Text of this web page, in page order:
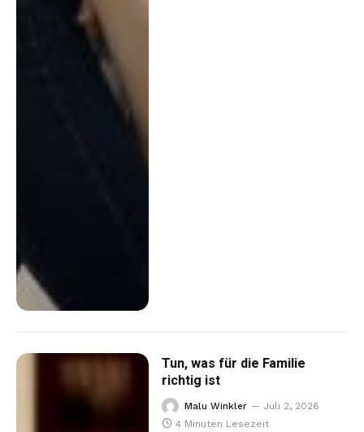
Tun, was für die Familie
richtig ist
Malu Winkler
Juli 2, 2026
4 Minuten Lesezeit